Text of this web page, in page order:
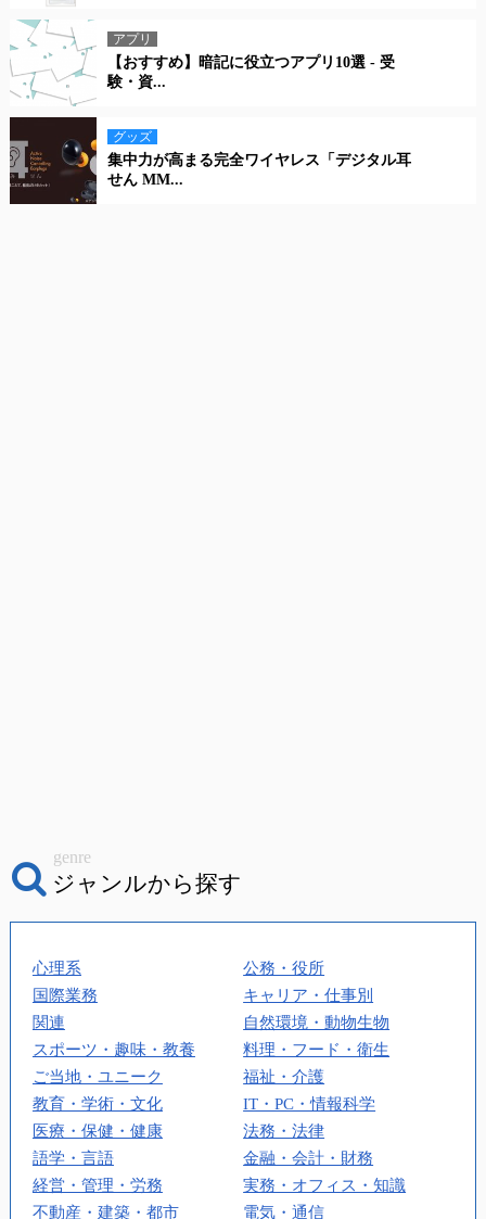
アプリ
【おすすめ】暗記に役立つアプリ10選 - 受
験・資...
グッズ
集中力が高まる完全ワイヤレス「デジタル耳
せん MM...
ジャンルから探す
genre
心理系
公務・役所
国際業務
キャリア・仕事別
関連
自然環境・動物生物
スポーツ・趣味・教養
料理・フード・衛生
ご当地・ユニーク
福祉・介護
教育・学術・文化
IT・PC・情報科学
医療・保健・健康
法務・法律
語学・言語
金融・会計・財務
経営・管理・労務
実務・オフィス・知識
不動産・建築・都市
電気・通信